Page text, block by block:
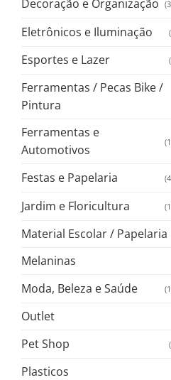
Decoração e Organização
Eletrônicos e Iluminação
Esportes e Lazer
Ferramentas / Pecas Bike /
Pintura
Ferramentas e
Automotivos
Festas e Papelaria
Jardim e Floricultura
Material Escolar / Papelaria
Melaninas
Moda, Beleza e Saúde
Outlet
Pet Shop
Plasticos